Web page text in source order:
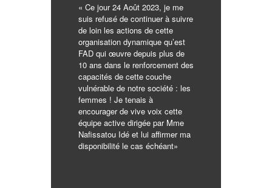
« Ce jour 24 Août 2023, je me
suis refusé de continuer à suivre
de loin les actions de cette
organisation dynamique qu’est
FAD qui œuvre depuis plus de
10 ans dans le renforcement des
capacités de cette couche
vulnérable de notre société : les
femmes ! Je tenais à
encourager de vive voix cette
équipe active dirigée par Mme
Nafissatou Idé et lui affirmer ma
disponibilité le cas échéant»